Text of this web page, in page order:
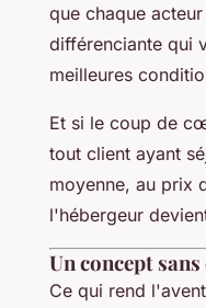
que chaque
différenciante qui
meilleures
Et si le coup de
tout client ayant
moyenne, au prix
l'hébergeur
Un concept
Ce qui rend